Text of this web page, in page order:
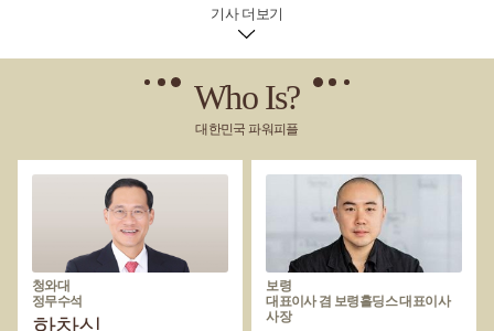
해야 할 것'이라고 덧붙였다.미국청정에너지협회에 따르면 국
방부의 검토 지연으로 인해 약 500억 달러(약 72조 원) 규모 투자
와 15만 개의 일자리가 사라질 위험에 처한 것으로 추산된다.블
룸버그는 이번 판결과 관련해 국방부에 논평을 요청했으나 답
변을 받지 못했다고 전했다. 손영호 기자
기사 더보기
Who Is?
대한민국 파워피플
청와대
정무수석
보령
대표이사 겸 보령홀딩스 대표이사
사장